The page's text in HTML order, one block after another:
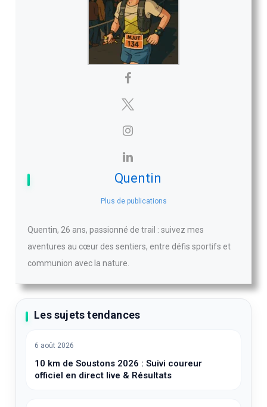
Quentin
Plus de publications
Quentin, 26 ans, passionné de trail : suivez mes
aventures au cœur des sentiers, entre défis sportifs et
communion avec la nature.
Les sujets tendances
6 août 2026
10 km de Soustons 2026 : Suivi coureur
officiel en direct live & Résultats